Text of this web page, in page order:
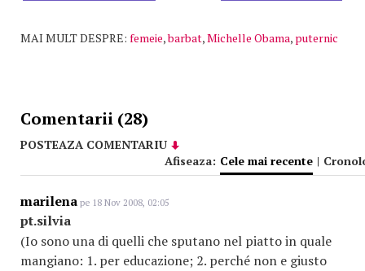
MAI MULT DESPRE: femeie,barbat,Michelle Obama, puternic
Comentarii (28)
POSTEAZA COMENTARIU
Afiseaza: Cele mai recente |
marilena pe 18 Nov 2008, 02:05
pt.silvia
(Io sono una di quelli che sputano nel piatto in quale
mangiano: 1. per educazione; 2. perché non e giusto